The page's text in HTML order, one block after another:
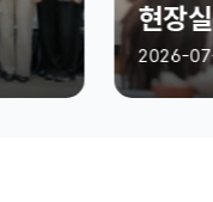
현장
2026-